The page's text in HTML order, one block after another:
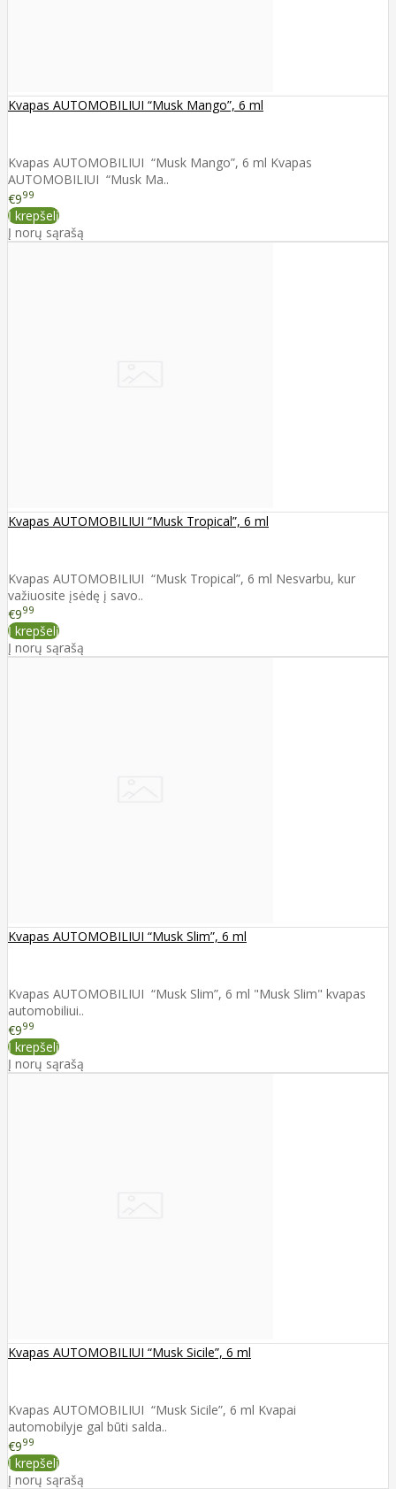
Kvapas AUTOMOBILIUI “Musk Mango”, 6 ml
Kvapas AUTOMOBILIUI “Musk Mango”, 6 ml Kvapas
AUTOMOBILIUI “Musk Ma..
€999
Į krepšelį
Į norų sąrašą
Kvapas AUTOMOBILIUI “Musk Tropical”, 6 ml
Kvapas AUTOMOBILIUI “Musk Tropical”, 6 ml Nesvarbu, kur
važiuosite įsėdę į savo..
€999
Į krepšelį
Į norų sąrašą
Kvapas AUTOMOBILIUI “Musk Slim”, 6 ml
Kvapas AUTOMOBILIUI “Musk Slim”, 6 ml "Musk Slim" kvapas
automobiliui..
€999
Į krepšelį
Į norų sąrašą
Kvapas AUTOMOBILIUI “Musk Sicile”, 6 ml
Kvapas AUTOMOBILIUI “Musk Sicile”, 6 ml Kvapai
automobilyje gal būti salda..
€999
Į krepšelį
Į norų sąrašą